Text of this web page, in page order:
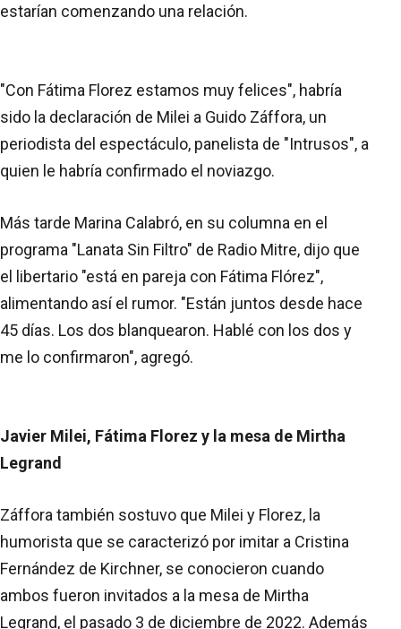
estarían comenzando una relación.
"Con Fátima Florez estamos muy felices", habría
sido la declaración de Milei a Guido Záffora, un
periodista del espectáculo, panelista de "Intrusos", a
quien le habría confirmado el noviazgo.
Más tarde Marina Calabró, en su columna en el
programa "Lanata Sin Filtro" de Radio Mitre, dijo que
el libertario "está en pareja con Fátima Flórez",
alimentando así el rumor. "Están juntos desde hace
45 días. Los dos blanquearon. Hablé con los dos y
me lo confirmaron", agregó.
Javier Milei, Fátima Florez y la mesa de Mirtha
Legrand
Záffora también sostuvo que Milei y Florez, la
humorista que se caracterizó por imitar a Cristina
Fernández de Kirchner, se conocieron cuando
ambos fueron invitados a la mesa de Mirtha
Legrand, el pasado 3 de diciembre de 2022. Además